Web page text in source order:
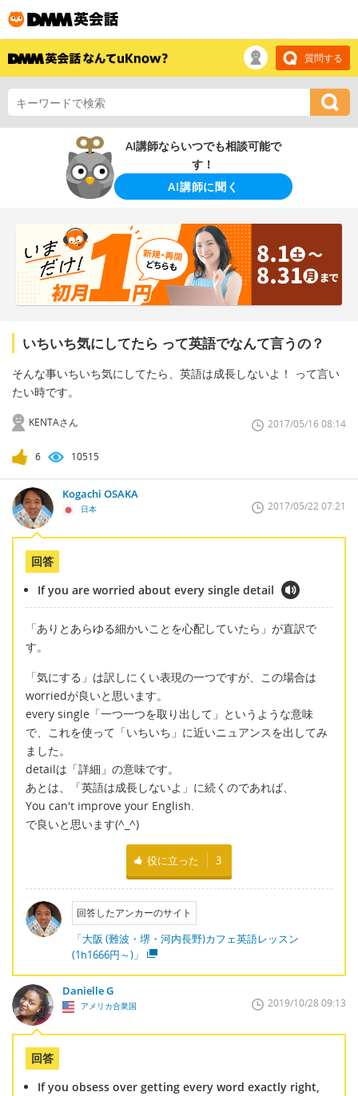
質問する
AI講師ならいつでも相談可能で
す！
AI講師に聞く
いちいち気にしてたら って英語でなんて言うの？
そんな事いちいち気にしてたら、英語は成長しないよ！ って言い
たい時です。
KENTAさん 2017/05/16 08:14
6 10515
Kogachi OSAKA
日本 2017/05/22 07:21
回答
If you are worried about every single detail
「ありとあらゆる細かいことを心配していたら」が直訳で
す。
「気にする」は訳しにくい表現の一つですが、この場合は
worriedが良いと思います。
every single「一つ一つを取り出して」というような意味
で、これを使って「いちいち」に近いニュアンスを出してみ
ました。
detailは「詳細」の意味です。
あとは、「英語は成長しないよ」に続くのであれば、
You can't improve your English.
で良いと思います(^_^)
役に立った 3
回答したアンカーのサイト
「大阪 (難波・堺・河内長野)カフェ英語レッスン
(1h1666円～)」
Danielle G
アメリカ合衆国 2019/10/28 09:13
回答
If you obsess over getting every word exactly right,